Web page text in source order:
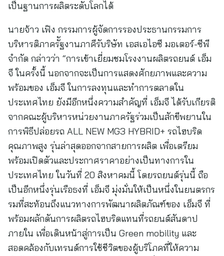
เป็นฐานการผลิตระดับโลกได้
นายจ้าว เฟิง กรรมการผู้จัดการรองประธานกรรมการ
บริหารติภาครััฐงานภาคีรับริษัท เอสเอไอซี มอเตอร์-ซีพี
จำกัด กล่าวว่า “การเข้าเยี่ยมชมโรงงานผลิตรถยนต์ เอ็ม
จี ในครั้งนี้ นอกจากจะเป็นการแสดงศักยภาพและความ
พร้อมของ เอ็มจี ในการลงทุนและทำการตลาดใน
ประเทศไทย ยังมีอีกหนึ่งความสำคัญที่ เอ็มจี ได้รับเกียรติ
จากคณะผู้บริหารหน่วยงานภาครัฐร่วมเป็นสักขีพยานใน
การพิธีปล่อยรถ ALL NEW MG3 HYBRID+ รถไฮบริด
คุณภาพสูง รุ่นล่าสุดออกจากสายการผลิต เพื่อเตรียม
พร้อมเปิดตัวและประกาศราคาอย่างเป็นทางการใน
ประเทศไทย ในวันที่ 20 สิงหาคมนี้ โดยรถยนต์รุ่นนี้ ถือ
เป็นอีกหนึ่งรุ่นเรือธงที่ เอ็มจี มุ่งมั่นให้เป็นหนึ่งในยนตรกร
รมที่สะท้อนถึงแนวทางการพัฒนาผลิตภัณฑ์ของ เอ็มจี ที่
พร้อมผลักดันการผลิตรถไฮบริดแทนที่รถยนต์สันดาป
ภายใน เพื่อเดินหน้าสู่การเป็น Green mobility และ
สอดคล้องกับเทรนด์การใช้ชีวิตของผู้บริโภคที่ให้ความ